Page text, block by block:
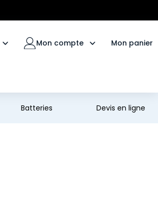
Mon compte Mon panier
Batteries Devis en ligne